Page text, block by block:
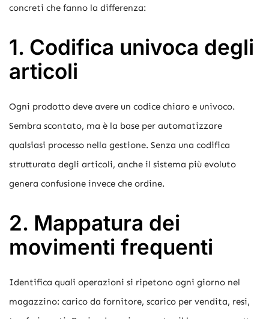
concreti che fanno la differenza:
1. Codifica univoca degli
articoli
Ogni prodotto deve avere un codice chiaro e univoco.
Sembra scontato, ma è la base per automatizzare
qualsiasi processo nella gestione. Senza una codifica
strutturata degli articoli, anche il sistema più evoluto
genera confusione invece che ordine.
2. Mappatura dei
movimenti frequenti
Identifica quali operazioni si ripetono ogni giorno nel
magazzino: carico da fornitore, scarico per vendita, resi,